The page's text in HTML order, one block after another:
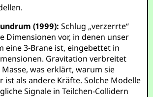
(1999): Schlug „verzerrte“
Dimensionen vor, in denen unser
eine 3-Brane ist, eingebettet in
Gravitation verbreitet
was erklärt, warum sie
ist als andere Kräfte. Solche Modelle
Signale in Teilchen-Collidern